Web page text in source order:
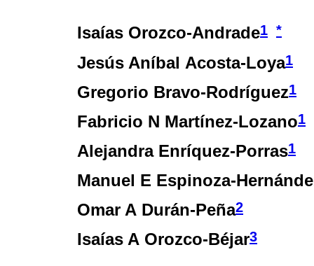
Isaías Orozco-Andrade1 *
Jesús Aníbal Acosta-Loya1
Gregorio Bravo-Rodríguez1
Fabricio N Martínez-Lozano1
Alejandra Enríquez-Porras1
Manuel E Espinoza-
Omar A Durán-Peña2
Isaías A Orozco-Béjar3